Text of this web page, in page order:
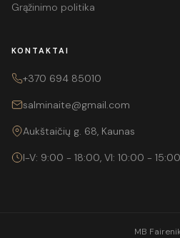
Grąžinimo politika
KONTAKTAI
+370 694 85010
salminaite@gmail.com
Aukštaičių g. 68, Kaunas
I-V: 9:00 - 18:00, VI: 10:00 - 15:00
MB